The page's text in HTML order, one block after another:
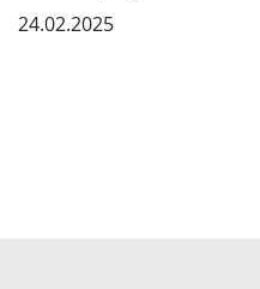
24.02.2025